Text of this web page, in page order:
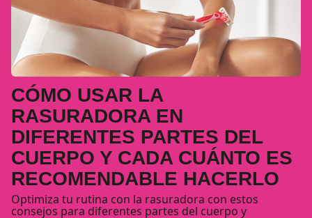
CÓMO USAR LA
RASURADORA EN
DIFERENTES PARTES DEL
CUERPO Y CADA CUÁNTO ES
RECOMENDABLE HACERLO
Optimiza tu rutina con la rasuradora con estos
consejos para diferentes partes del cuerpo y